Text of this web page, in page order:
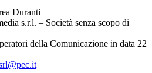
Duranti
s.r.l. – Società senza scopo di
della Comunicazione in data 22